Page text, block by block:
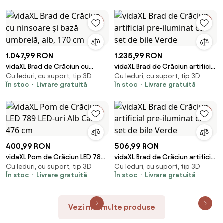
1.047,99 RON
vidaXL Brad de Crăciun cu
ninsoare și bază umbrelă, alb,
170 cm
Cu leduri, cu suport, tip 3D
În stoc
Livrare gratuită
1.235,99 RON
vidaXL Brad de Crăciun artificial
pre-iluminat cu set de bile
Verde
Cu leduri, cu suport, tip 3D
În stoc
Livrare gratuită
400,99 RON
vidaXL Pom de Crăciun LED 789
LED-uri Alb Cald 476 cm
Cu leduri, cu suport, tip 3D
În stoc
Livrare gratuită
506,99 RON
vidaXL Brad de Crăciun artificial
pre-iluminat cu set de bile
Verde
Cu leduri, cu suport, tip 3D
În stoc
Livrare gratuită
Vezi mai multe produse